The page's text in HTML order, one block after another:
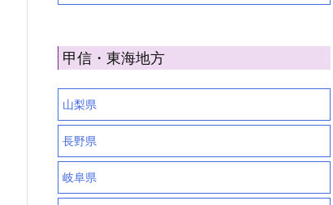
甲信・東海地方
山梨県
長野県
岐阜県